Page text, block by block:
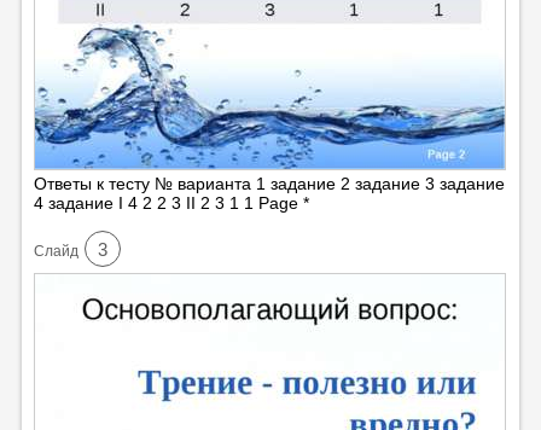
Ответы к тесту № варианта 1 задание 2 задание 3 задание
4 задание I 4 2 2 3 II 2 3 1 1 Page *
Cлайд 3